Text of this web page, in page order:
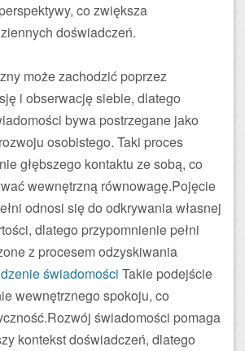
co zwiększa
doświadczeń.
może zachodzić poprzez
i obserwację siebie, dlatego
bywa postrzegane jako
osobistego. Taki proces
głębszego kontaktu ze sobą, co
wewnętrzną równowagę.Pojęcie
odnosi się do odkrywania własnej
dlatego przypomnienie pełni
z procesem odzyskiwania
świadomości Takie podejście
wewnętrznego spokoju, co
świadomości pomaga
kontekst doświadczeń, dlatego